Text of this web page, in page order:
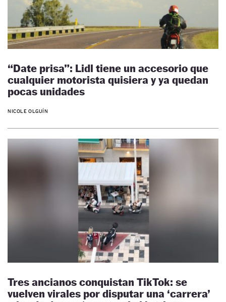
“Date prisa”: Lidl tiene un accesorio que
cualquier motorista quisiera y ya quedan
pocas unidades
NICOLE OLGUÍN
Tres ancianos conquistan TikTok: se
vuelven virales por disputar una ‘carrera’